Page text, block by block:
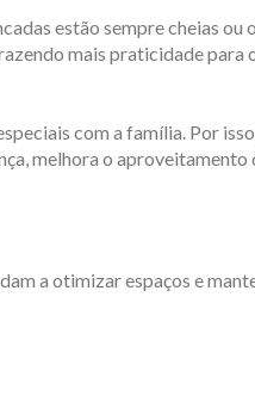
estão sempre cheias
mais praticidade para
com a família. Por
melhora o aproveitamento
a otimizar espaços e